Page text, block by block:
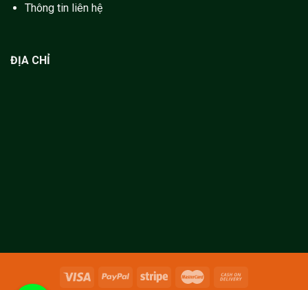
Thông tin liên hệ
ĐỊA CHỈ